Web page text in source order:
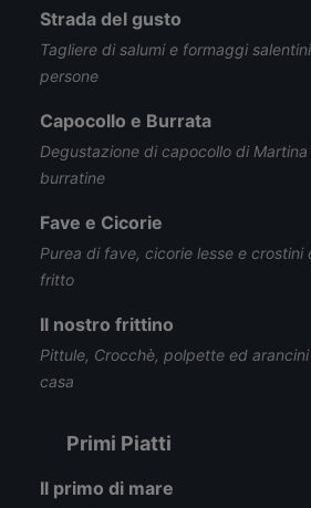
Strada del gusto
Tagliere di salumi e formaggi
persone
Capocollo e Burrata
Degustazione di capocollo di Martina
burratine
Fave e Cicorie
Purea di fave, cicorie lesse e crostini
fritto
Il nostro frittino
Pittule, Crocchè, polpette ed
casa
Primi Piatti
Il primo di mare